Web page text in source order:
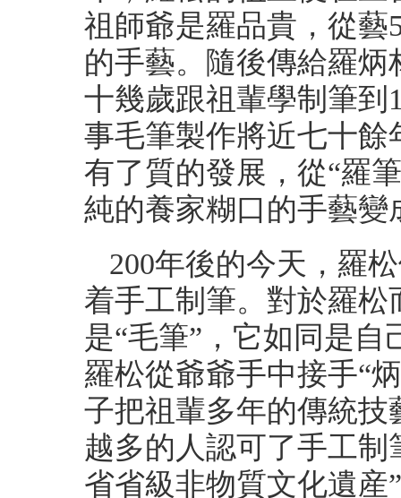
祖師爺是羅品貴，從藝
的手藝。隨後傳給羅
十幾歲跟祖輩學制筆到
事毛筆製作將近七十
有了質的發展，從“羅
純的養家糊口的手藝
200年後的今天，羅
着手工制筆。對於羅
是“毛筆”，它如同是自
羅松從爺爺手中接手“
子把祖輩多年的傳統
越多的人認可了手工制
省省級非物質文化遺産